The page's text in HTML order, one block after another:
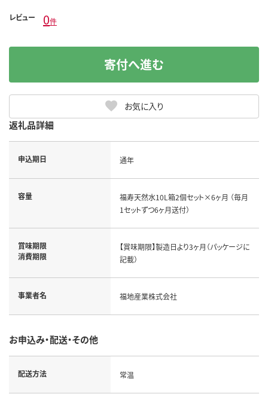
レビュー 0件
お気に入り
寄付へ進む
返礼品詳細
申込期日 通年
容量
福寿天然水10L箱2個セット×6ヶ月 （毎月
1セットずつ6ヶ月送付）
賞味期限
消費期限
【賞味期限】製造日より3ヶ月（パッケージに
記載）
事業者名 福地産業株式会社
お申込み・配送・その他
配送方法 常温